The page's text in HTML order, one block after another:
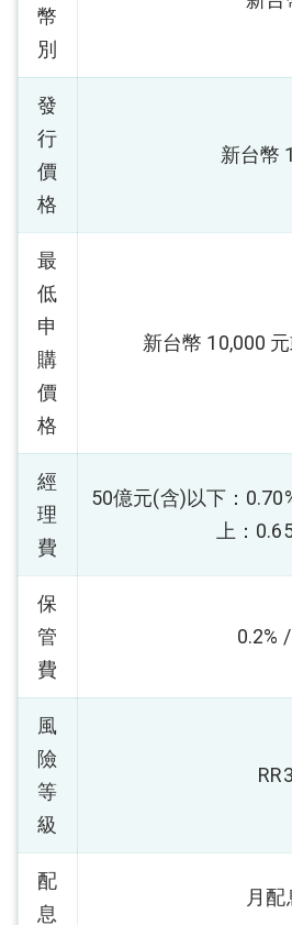
幣
別
發
行
價
格
新台幣
最
低
申
購
價
格
新台幣 10,000
經
理
費
50億元(含)以下：
上：
保
管
費
0.2%
風
險
等
級
RR3
配
息
月配